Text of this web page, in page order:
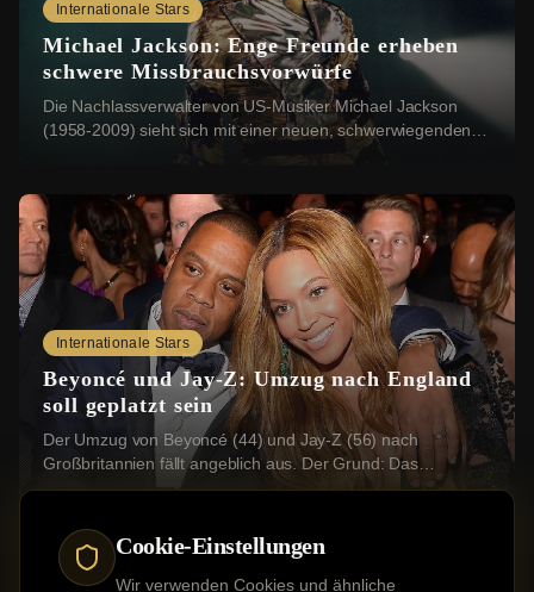
Cookie-Einstellungen
Wir verwenden Cookies und ähnliche
Internationale Stars
Michael Jackson: Enge Freunde erheben
schwere Missbrauchsvorwürfe
Die Nachlassverwalter von US-Musiker Michael Jackson
(1958-2009) sieht sich mit einer neuen, schwerwiegenden
Internationale Stars
Beyoncé und Jay-Z: Umzug nach England
soll geplatzt sein
Der Umzug von Beyoncé (44) und Jay-Z (56) nach
Großbritannien fällt angeblich aus. Der Grund: Das
Grundstück, das die beiden US-Stars erwerben wollten...